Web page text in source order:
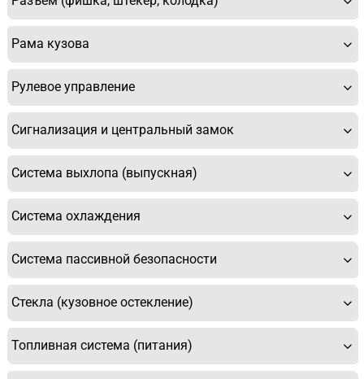
Рама кузова
Рулевое управление
Сигнализация и центральный замок
Система выхлопа (выпускная)
Система охлаждения
Система пассивной безопасности
Стекла (кузовное остекление)
Топливная система (питания)